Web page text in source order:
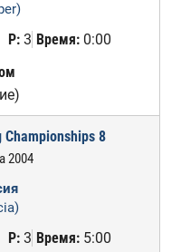
Р:3 Время:0:00
Championships 8
2004
Р:3 Время:5:00